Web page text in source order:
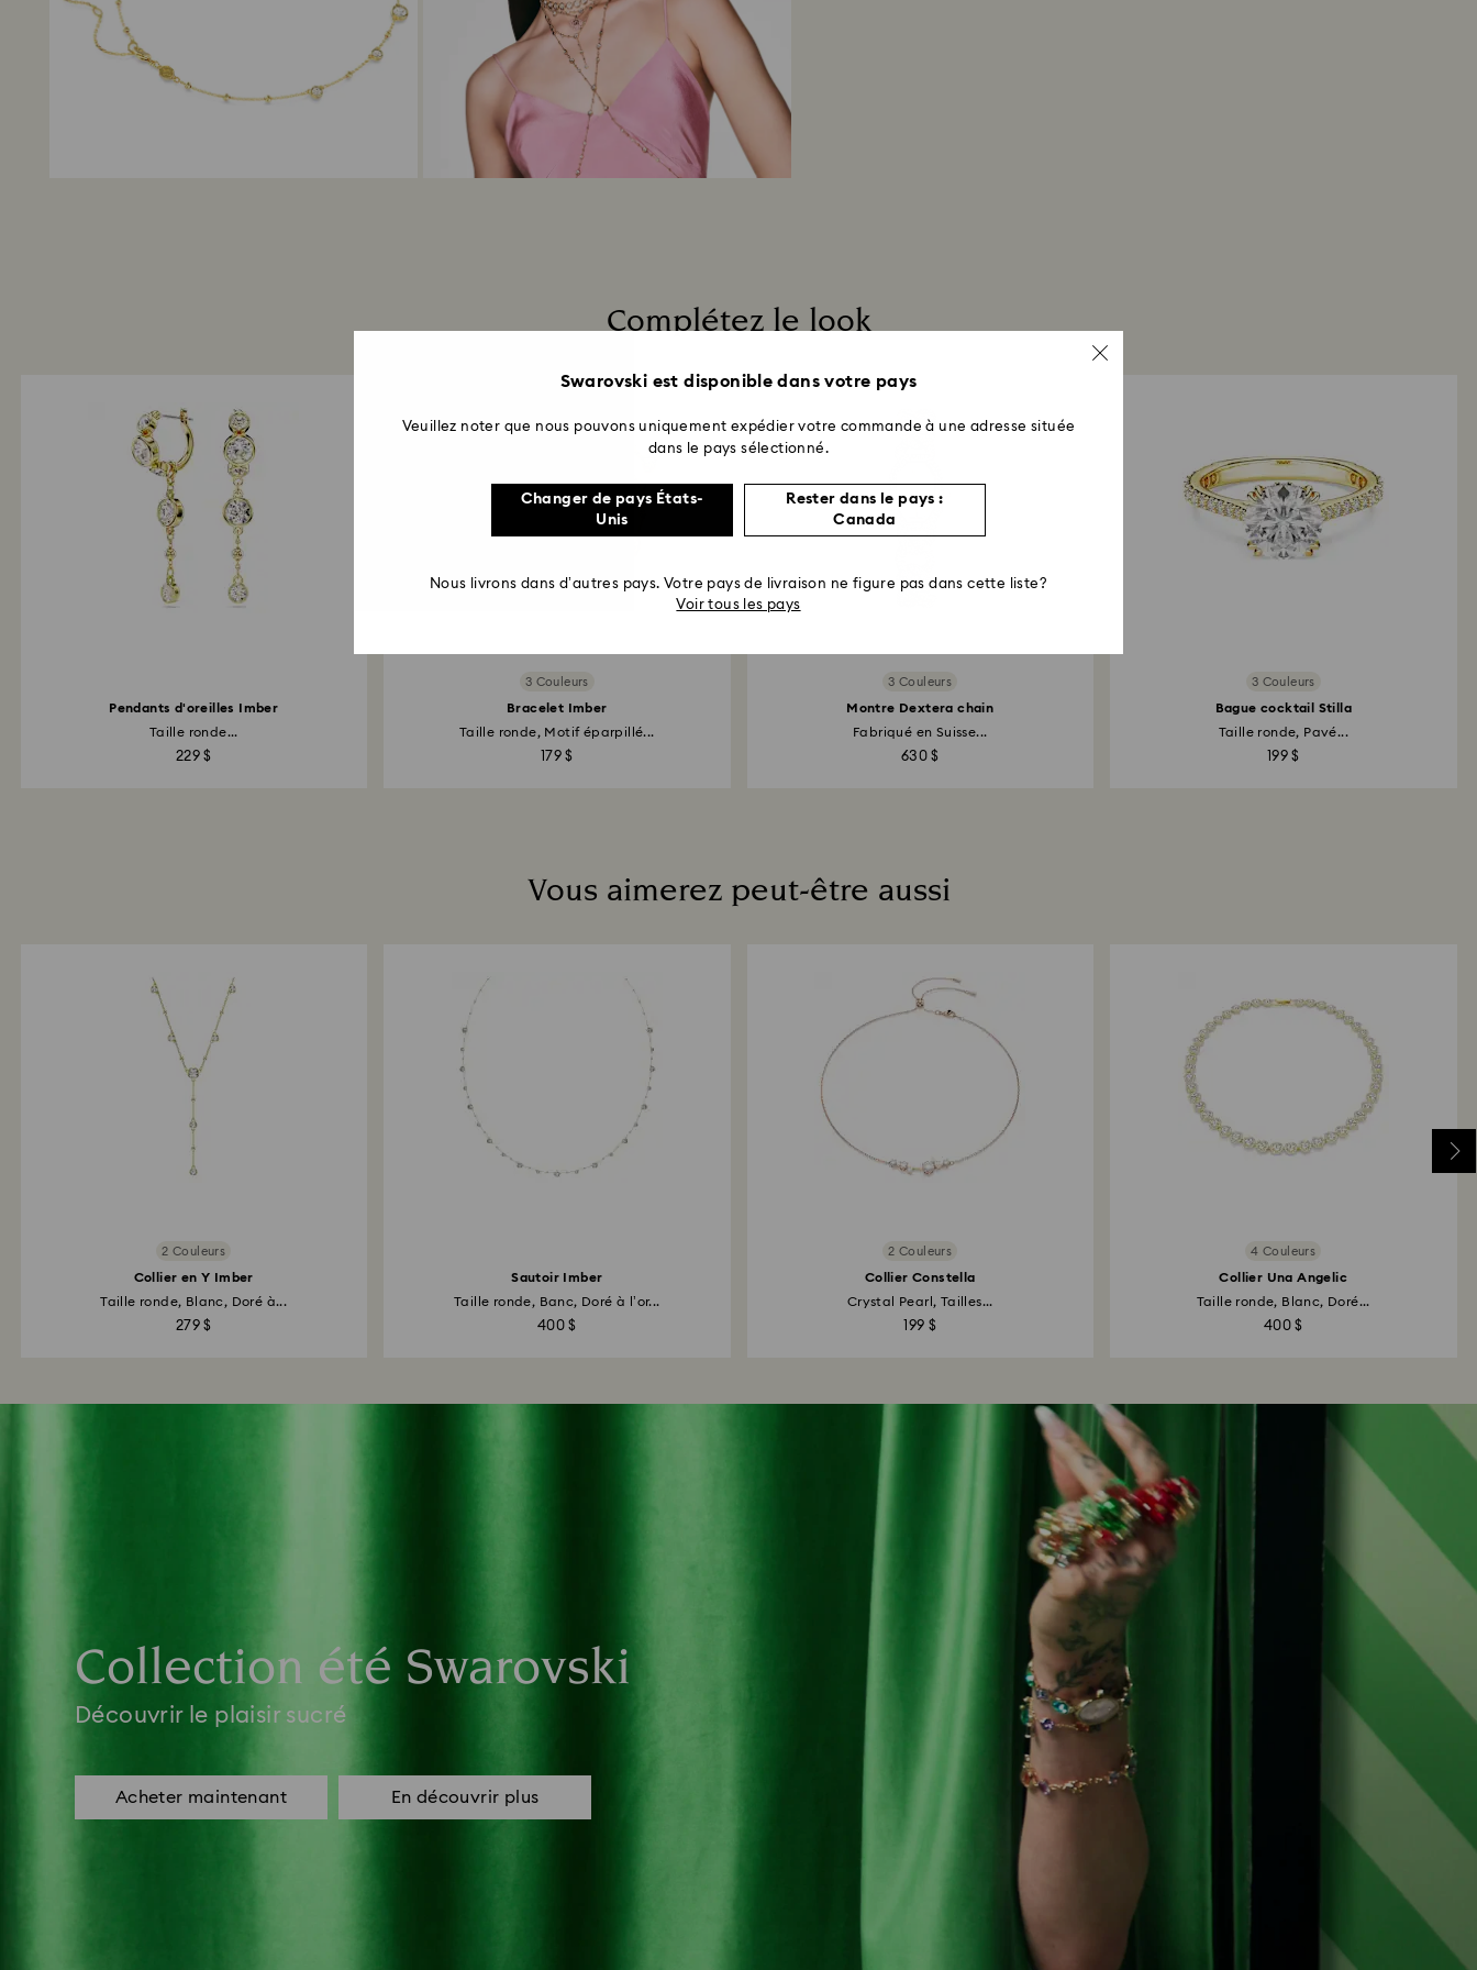
Complétez le look
Pendants d'oreilles Imber
Taille ronde...
229 $
3 Couleurs
Bracelet Imber
Taille ronde, Motif éparpillé...
179 $
3 Couleurs
Montre Dextera chain
Fabriqué en Suisse...
630 $
3 Couleurs
Bague cocktail Stilla
Taille ronde, Pavé...
199 $
Vous aimerez peut-être aussi
2 Couleurs
Collier en Y Imber
Taille ronde, Blanc, Doré à...
279 $
Sautoir Imber
Taille ronde, Banc, Doré à l’or...
400 $
2 Couleurs
Collier Constella
Crystal Pearl, Tailles...
199 $
4 Couleurs
Collier Una Angelic
Taille ronde, Blanc, Doré...
400 $
Collection été Swarovski
Découvrir le plaisir sucré
Acheter maintenant En découvrir plus
Swarovski est disponible dans votre pays
Veuillez noter que nous pouvons uniquement expédier votre commande à une adresse située
dans le pays sélectionné.
Changer de pays États-
Unis
Rester dans le pays :
Canada
Nous livrons dans d’autres pays. Votre pays de livraison ne figure pas dans cette liste?
Voir tous les pays